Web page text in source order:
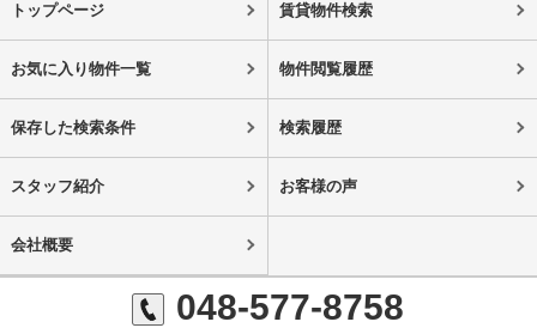
トップページ 賃貸物件検索
お気に入り物件一覧 物件閲覧履歴
保存した検索条件 検索履歴
スタッフ紹介 お客様の声
会社概要
048-577-8758